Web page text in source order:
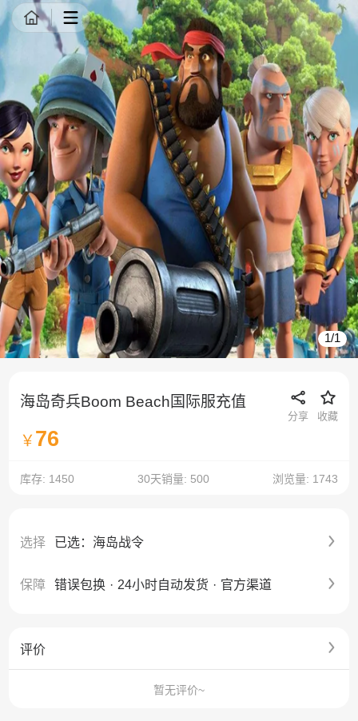
商品详情
1/1
海岛奇兵Boom Beach国际服充值
分享 收藏
￥ 76
库存: 1450 30天销量: 500 浏览量: 1743
选择 已选：海岛战令
保障 错误包换 · 24小时自动发货 · 官方渠道
评价
暂无评价~